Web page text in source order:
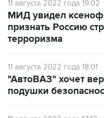
11 августа 2022 года 19:02
МИД увидел
признать Россию
терроризма
11 августа 2022 года 18:01
"АвтоВАЗ" хочет
подушки